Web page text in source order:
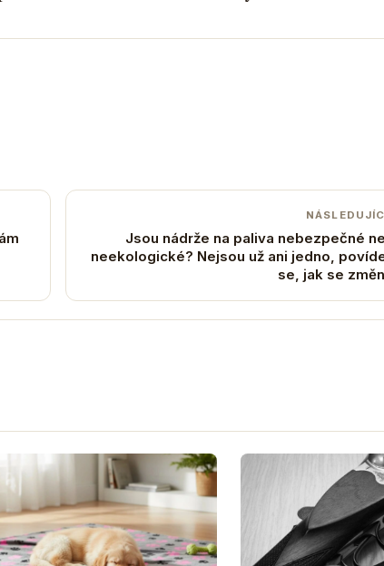
Jsou nádrže na paliva nebezpečné
neekologické? Nejsou už ani jedno,
se, jak se